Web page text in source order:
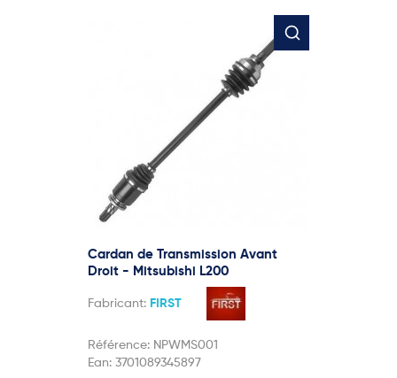
Cardan de Transmission Avant
Droit - Mitsubishi L200
Fabricant: FIRST
Référence: NPWMS001
Ean: 3701089345897